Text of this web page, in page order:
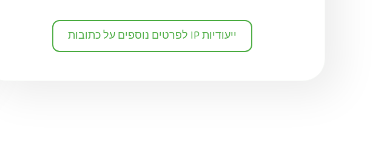
לפרטים נוספים על כתובות IP ייעודיות